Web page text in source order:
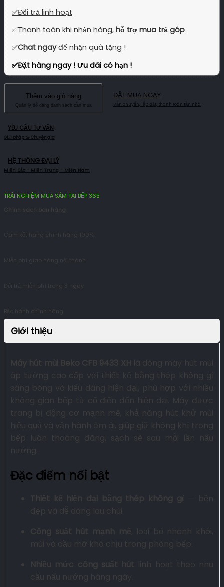
✅Đổi trả linh hoạt
✅Thanh toán khi nhận hàng, hỗ trợ mua trả góp
✅Chat ngayđể nhận quà tặng !
✅Đặt hàng ngay ! Ưu đãi có hạn !
Thêm vào giỏ hàng ĐẶT MUA NGAY
YÊU CẦU TƯ VẤN
HỆ THỐNG ĐẠI LÝ
TRẢI NGHIỆM MUA SẮM TẠI BẾP 365
Chính sách bán hàng
Giới thiệu
Máy hút mùi Beko CFB 9433 XH
là dòng máy hút mùi
áp tường cao cấp với thiết kế bằng thép không gỉ
sáng bóng và kiểu dáng hiện đại, phù hợp với nhiều
không gian bếp từ cổ điển đến hiện đại. Máy được
trang bị động cơ mạnh mẽ, khả năng hút khử mùi
hiệu quả và vận hành êm ái, giúp giữ không khí trong
bếp luôn thoáng đãng, sạch sẽ sau mỗi lần nấu
nướng.
Đặc điểm nổi bật
Thiết kế hiện đại bằng thép không gỉ
— bền
đẹp và dễ dàng lau chùi.
Công suất hút mạnh mẽ , loại bỏ nhanh khói,
mùi và dầu mỡ khó chịu trong phòng bếp.
Nhiều mức công suất hút linh hoạt theo nhu
cầu nấu nướng hàng ngày.